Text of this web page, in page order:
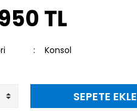
TL
Konsol
SEPETE EKLE